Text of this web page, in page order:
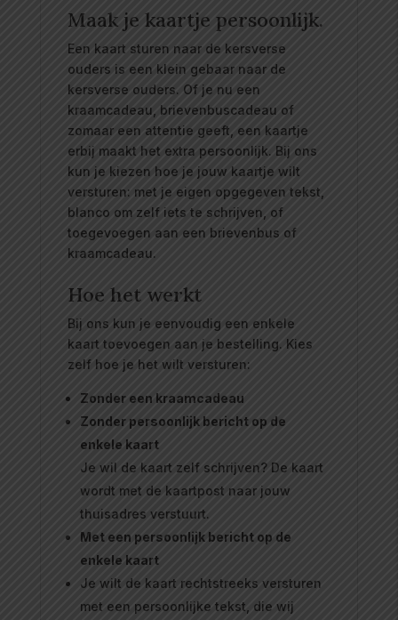
Maak je kaartje persoonlijk.
Een kaart sturen naar de kersverse
ouders is een klein gebaar naar de
kersverse ouders. Of je nu een
kraamcadeau, brievenbuscadeau of
zomaar een attentie geeft, een kaartje
erbij maakt het extra persoonlijk. Bij ons
kun je kiezen hoe je jouw kaartje wilt
versturen: met je eigen opgegeven tekst,
blanco om zelf iets te schrijven, of
toegevoegen aan een brievenbus of
kraamcadeau.
Hoe het werkt
Bij ons kun je eenvoudig een enkele
kaart toevoegen aan je bestelling. Kies
zelf hoe je het wilt versturen:
Zonder een kraamcadeau
Zonder persoonlijk bericht op de
enkele kaart
Je wil de kaart zelf schrijven? De kaart
wordt met de kaartpost naar jouw
thuisadres verstuurt.
Met een persoonlijk bericht op de
enkele kaart
Je wilt de kaart rechtstreeks versturen
met een persoonlijke tekst, die wij